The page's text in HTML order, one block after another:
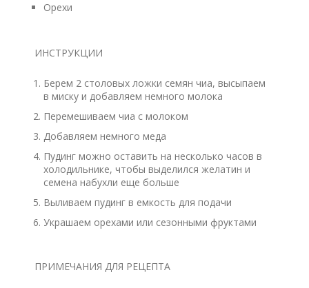
Орехи
ИНСТРУКЦИИ
Берем 2 столовых ложки семян чиа, высыпаем
в миску и добавляем немного молока
Перемешиваем чиа с молоком
Добавляем немного меда
Пудинг можно оставить на несколько часов в
холодильнике, чтобы выделился желатин и
семена набухли еще больше
Выливаем пудинг в емкость для подачи
Украшаем орехами или сезонными фруктами
ПРИМЕЧАНИЯ ДЛЯ РЕЦЕПТА